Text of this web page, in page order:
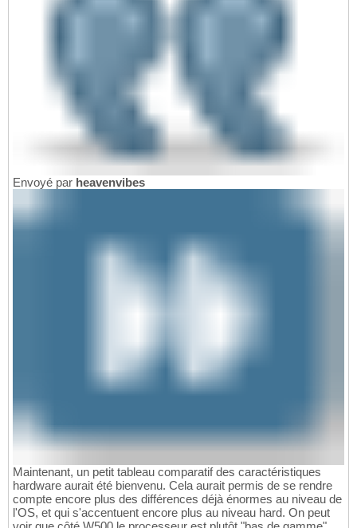
Envoyé par heavenvibes
Maintenant, un petit tableau comparatif des caractéristiques
hardware aurait été bienvenu. Cela aurait permis de se rendre
compte encore plus des différences déjà énormes au niveau de
l'OS, et qui s'accentuent encore plus au niveau hard. On peut